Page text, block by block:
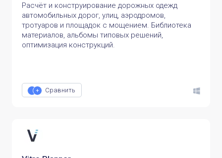
Расчёт и конструирование дорожных одежд
автомобильных дорог, улиц, аэродромов,
тротуаров и площадок с мощением. Библиотека
материалов, альбомы типовых решений,
оптимизация конструкций.
Сравнить